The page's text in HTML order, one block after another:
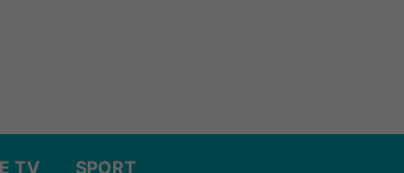
TV SPORT